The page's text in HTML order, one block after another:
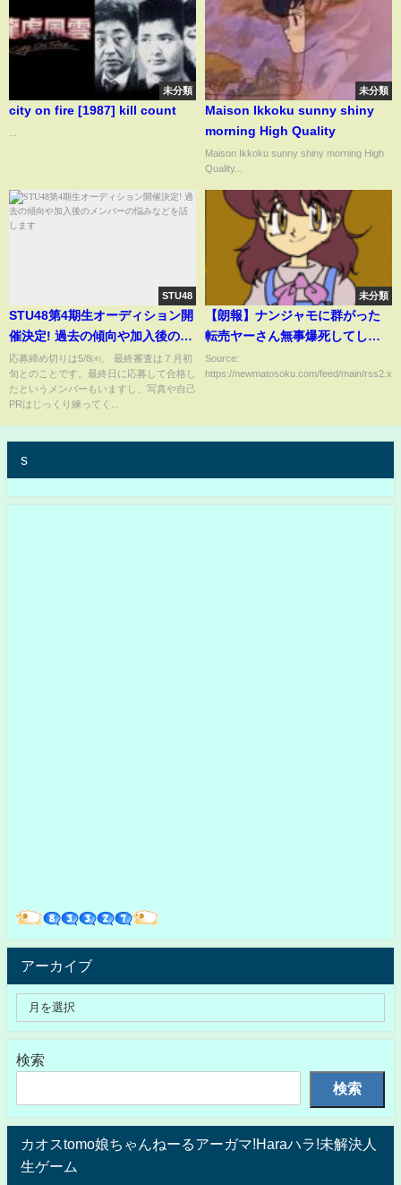
未分類
city on fire [1987] kill count
未分類
Maison Ikkoku sunny shiny
morning High Quality
Maison Ikkoku sunny shiny morning High
Quality...
STU48
STU48第4期生オーディション開
催決定! 過去の傾向や加入後のメ
ンバーの悩みなどを話します
応募締め切りは5/8㈭。 最終審査は７月初
旬とのことです。最終日に応募して合格し
たというメンバーもいますし、写真や自己
PRはじっくり練ってく...
未分類
【朗報】ナンジャモに群がった
転売ヤーさん無事爆死してしま
う
Source:
https://newmatosoku.com/feed/main/
s
アーカイブ
検索
検索
カオスtomo娘ちゃんねーるアーガマ!Haraハラ!未解決人
生ゲーム